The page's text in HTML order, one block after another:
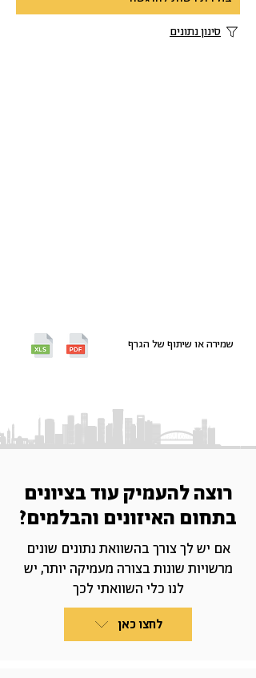
שמירה או שיתוף של הגרף
סינון נתונים
רוצה להעמיק עוד בציונים
בתחום האיזונים והבלמים?
אם יש לך צורך בהשוואת נתונים שונים
מרשויות שונות בצורה מעמיקה יותר, יש
לנו כלי השוואתי לכך
לחצו כאן